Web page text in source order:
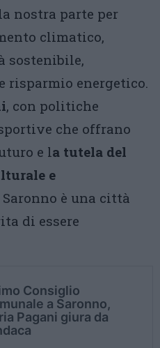
nostra parte per
climatico,
sostenibile,
risparmio energetico.
, con politiche
che offrano
e la tutela del
e
Saronno è una città
di essere